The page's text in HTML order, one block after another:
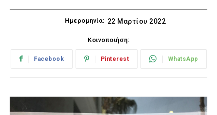
Ημερομηνία: 22 Μαρτίου 2022
Κοινοποιήση:
Facebook Pinterest WhatsApp